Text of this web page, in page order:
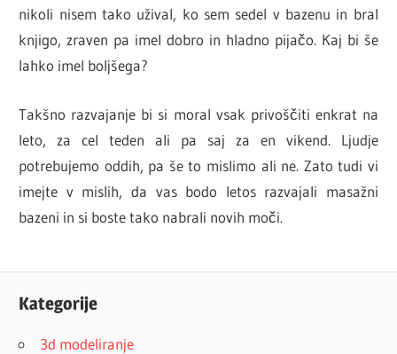
nikoli nisem tako užival, ko sem sedel v bazenu in bral
knjigo, zraven pa imel dobro in hladno pijačo. Kaj bi še
lahko imel boljšega?
Takšno razvajanje bi si moral vsak privoščiti enkrat na
leto, za cel teden ali pa saj za en vikend. Ljudje
potrebujemo oddih, pa še to mislimo ali ne. Zato tudi vi
imejte v mislih, da vas bodo letos razvajali masažni
bazeni in si boste tako nabrali novih moči.
Kategorije
3d modeliranje